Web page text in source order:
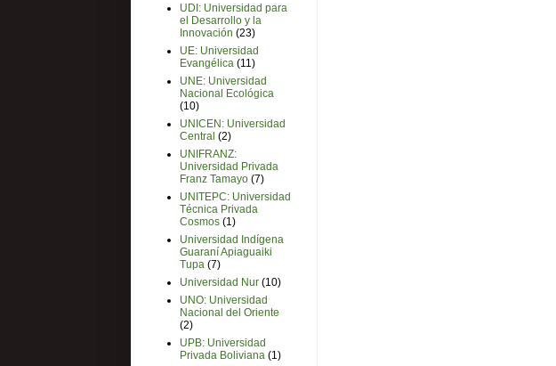
UDI: Universidad para
el Desarrollo y la
Innovación (23)
UE: Universidad
Evangélica (11)
UNE: Universidad
Nacional Ecológica
(10)
UNICEN: Universidad
Central (2)
UNIFRANZ:
Universidad Privada
Franz Tamayo (7)
UNITEPC: Universidad
Técnica Privada
Cosmos (1)
Universidad Indígena
Guaraní Apiaguaiki
Tupa (7)
Universidad Nur (10)
UNO: Universidad
Nacional del Oriente
(2)
UPB: Universidad
Privada Boliviana (1)